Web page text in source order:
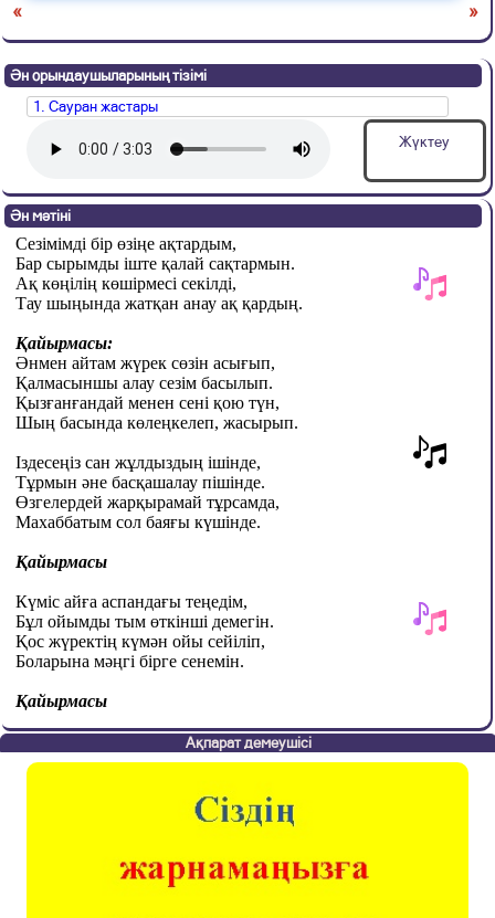
« »
Ән орындаушыларының тізімі
1. Сауран жастары
Жүктеу
Ән мәтіні
Сезімімді бір өзіңе ақтардым,
Бар сырымды іште қалай сақтармын.
Ақ көңілің көшірмесі секілді,
Тау шыңында жатқан анау ақ қардың.
Қайырмасы:
Әнмен айтам жүрек сөзін асығып,
Қалмасыншы алау сезім басылып.
Қызғанғандай менен сені қою түн,
Шың басында көлеңкелеп, жасырып.
Іздесеңіз сан жұлдыздың ішінде,
Тұрмын әне басқашалау пішінде.
Өзгелердей жарқырамай тұрсамда,
Махаббатым сол баяғы күшінде.
Қайырмасы
Күміс айға аспандағы теңедім,
Бұл ойымды тым өткінші демегін.
Қос жүректің күмән ойы сейіліп,
Боларына мәңгі бірге сенемін.
Қайырмасы
Ақпарат демеушісі